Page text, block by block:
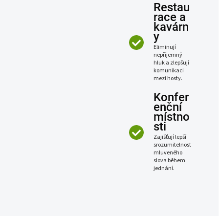
Restau
race a
kavárn
y
Eliminují
nepříjemný
hluk a zlepšují
komunikaci
mezi hosty.
Konfer
enční
místno
sti
Zajišťují lepší
srozumitelnost
mluveného
slova během
jednání.